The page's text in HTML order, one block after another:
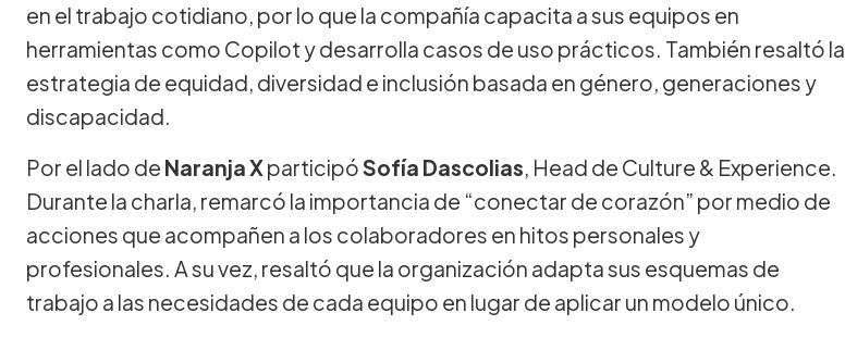
en el trabajo cotidiano, por lo que la compañía capacita a sus equipos en
herramientas como Copilot y desarrolla casos de uso prácticos. También resaltó la
estrategia de equidad, diversidad e inclusión basada en género, generaciones y
discapacidad.
Por el lado de Naranja XparticipóSofía Dascolias, Head de Culture & Experience.
Durante la charla, remarcó la importancia de “conectar de corazón” por medio de
acciones que acompañen a los colaboradores en hitos personales y
profesionales. A su vez, resaltó que la organización adapta sus esquemas de
trabajo a las necesidades de cada equipo en lugar de aplicar un modelo único.